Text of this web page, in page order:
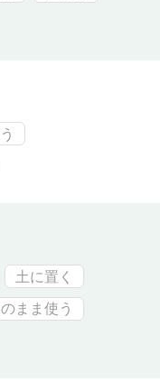
土に置く
まま使う